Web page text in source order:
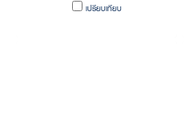
เปรียบเทียบ